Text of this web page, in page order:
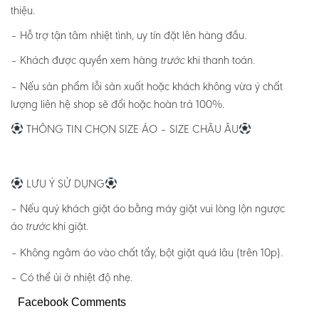
thiệu.
– Hỗ trợ tận tâm nhiệt tình, uy tín đặt lên hàng đầu.
– Khách được quyền xem hàng trước khi thanh toán.
– Nếu sản phẩm lỗi sản xuất hoặc khách không vừa ý chất
lượng liên hệ shop sẽ đổi hoặc hoàn trả 100%.
THÔNG TIN CHỌN SIZE ÁO – SIZE CHÂU ÂU
LƯU Ý SỬ DỤNG
– Nếu quý khách giặt áo bằng máy giặt vui lòng lộn ngược
áo trước khi giặt.
– Không ngâm áo vào chất tẩy, bột giặt quá lâu (trên 10p).
– Có thể ủi ở nhiệt độ nhẹ.
Facebook Comments